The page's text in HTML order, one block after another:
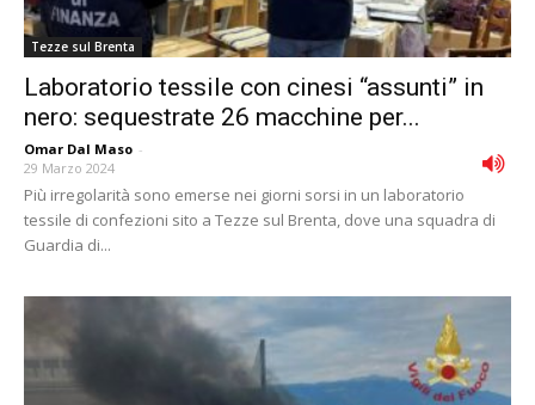
Tezze sul Brenta
Laboratorio tessile con cinesi “assunti” in
nero: sequestrate 26 macchine per...
Omar Dal Maso -
29 Marzo 2024
Più irregolarità sono emerse nei giorni sorsi in un laboratorio
tessile di confezioni sito a Tezze sul Brenta, dove una squadra di
Guardia di...